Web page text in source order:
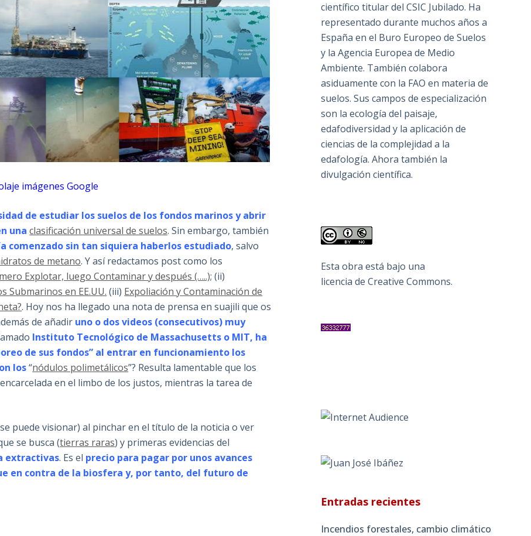
imágenes Google
de estudiar los suelos de los fondos marinos y abrir
una clasificación universal de suelos. Sin embargo, también
comenzado sin tan siquiera haberlos estudiado, salvo
de metano. Y así redactamos post como los
Explotar, luego Contaminar y después (…..); (ii)
Submarinos en EE.UU. (iii) Expoliación y Contaminación de
. Hoy nos ha llegado una nota de prensa en suajili que os
de añadir uno o dos videos (consecutivos) muy
Instituto Tecnológico de Massachusetts o MIT, ha
de sus fondos” al entrar en funcionamiento los
los“nódulos polimetálicos”? Resulta lamentable que los
en el limbo de los justos, mientras la tarea de
puede visionar) al pinchar en el título de la noticia o ver
se busca (tierras raras) y primeras evidencias del
extractivas. Es el precio para pagar por unos avances
en contra de la biosfera y, por tanto, del futuro de
científico titular del CSIC Jubilado. Ha
representado durante muchos años a
España en el Buro Europeo de Suelos
y la Agencia Europea de Medio
Ambiente. También colabora
asiduamente con la FAO en materia de
suelos. Sus campos de especialización
son la ecología del paisaje,
edafodiversidad y la aplicación de
ciencias de la complejidad a la
edafología. Ahora también la
divulgación científica.
Esta obra está bajo una
licencia de Creative Commons.
Entradas recientes
Incendios forestales, cambio climático